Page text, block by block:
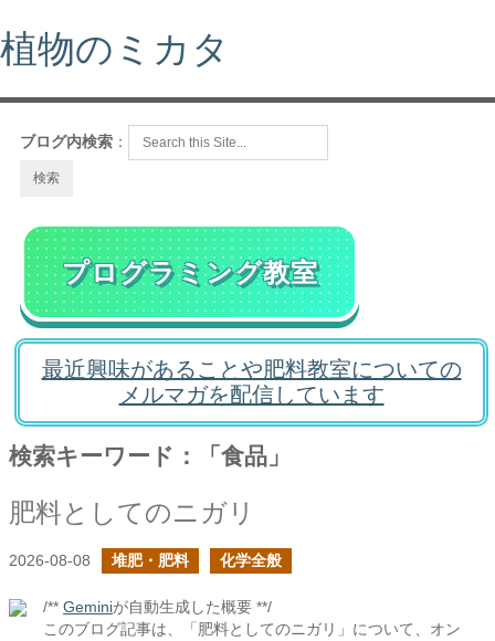
植物のミカタ
ブログ内検索 ：
プログラミング教室
最近興味があることや肥料教室についての
メルマガを配信しています
検索キーワード：「食品」
肥料としてのニガリ
2026-08-08 堆肥・肥料 化学全般
/** Geminiが自動生成した概要 **/
このブログ記事は、「肥料としてのニガリ」について、オン